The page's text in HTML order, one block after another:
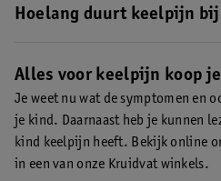
van volwassenen met keelpijn.
niet of weinig? Dan kan het zijn
meer over de symptomen van
Hoelang duurt keelpijn
helemaal fit is. Meestal gaat
klachten duren vaak niet langer
klachten toch langer? Dan is het
met je huisarts.
Alles voor keelpijn koop
Je weet nu wat de symptomen en
je kind. Daarnaast heb je kunnen
kind keelpijn heeft. Bekijk online
in een van onze Kruidvat winkels.